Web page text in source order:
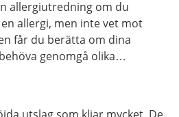
allergiutredning om du
allergi, men inte vet mot
får du berätta om dina
genomgå olika